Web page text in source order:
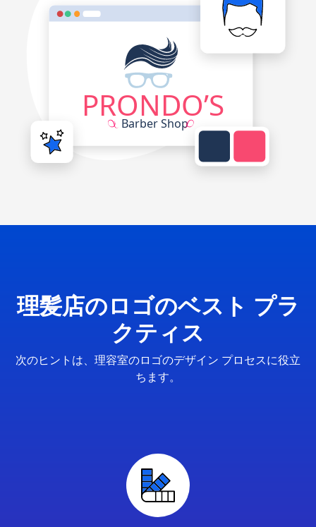
理髪店のロゴのベスト プラ
クティス
次のヒントは、理容室のロゴのデザイン プロセスに役立
ちます。